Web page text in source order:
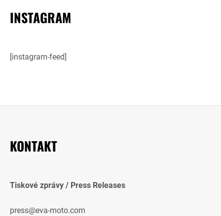
INSTAGRAM
[instagram-feed]
KONTAKT
Tiskové zprávy / Press Releases
press@eva-moto.com